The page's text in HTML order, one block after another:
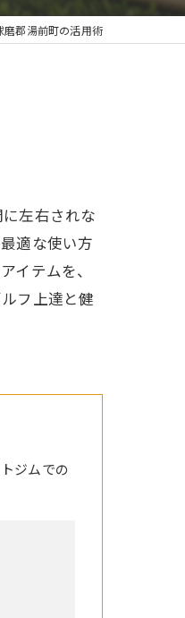
磨郡湯前町の活用術
左右されな
適な使い方
イテムを、
フ上達と健
ジムでの